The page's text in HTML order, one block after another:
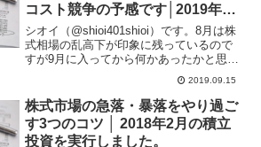
コスト競争の予感です│2019年9
月の積立投資を実行しました。
シオイ（@shioi401shioi）です。8月は株
式相場の乱高下が印象に残っているので
すが9月に入ってから何かあったかと思う
ほど気にしていません。そんな感じなの
でたぶん下落しているのではなく堅調に
推移しているんだろうなと思って証券口
座を開...
2019.09.15
株式市場の急落・暴落をやり過ご
す3つのコツ │ 2018年2月の積立
投資を実行しました。